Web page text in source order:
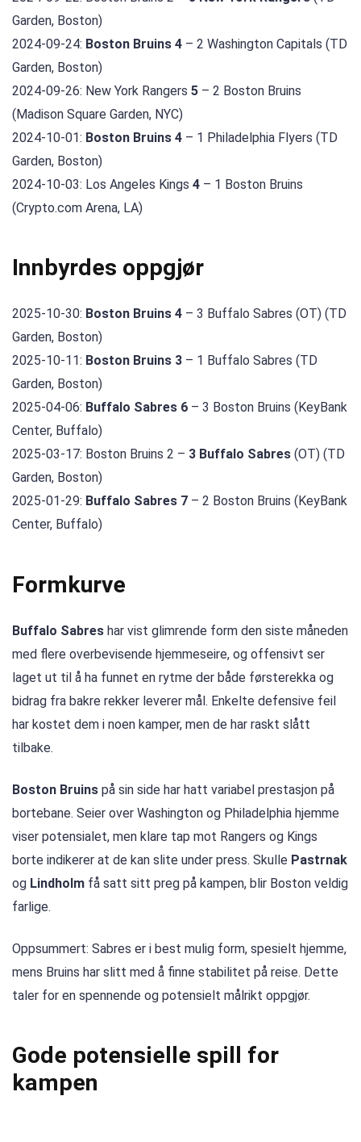
Garden, Boston)
2024-09-24: Boston Bruins 4 – 2 Washington Capitals (TD
Garden, Boston)
2024-09-26: New York Rangers 5 – 2 Boston Bruins
(Madison Square Garden, NYC)
2024-10-01: Boston Bruins 4 – 1 Philadelphia Flyers (TD
Garden, Boston)
2024-10-03: Los Angeles Kings 4 – 1 Boston Bruins
(Crypto.com Arena, LA)
Innbyrdes oppgjør
2025-10-30: Boston Bruins 4 – 3 Buffalo Sabres (OT) (TD
Garden, Boston)
2025-10-11: Boston Bruins 3 – 1 Buffalo Sabres (TD
Garden, Boston)
2025-04-06: Buffalo Sabres 6 – 3 Boston Bruins (KeyBank
Center, Buffalo)
2025-03-17: Boston Bruins 2 – 3 Buffalo Sabres (OT) (TD
Garden, Boston)
2025-01-29: Buffalo Sabres 7 – 2 Boston Bruins (KeyBank
Center, Buffalo)
Formkurve
Buffalo Sabres har vist glimrende form den siste måneden
med flere overbevisende hjemmeseire, og offensivt ser
laget ut til å ha funnet en rytme der både førsterekka og
bidrag fra bakre rekker leverer mål. Enkelte defensive feil
har kostet dem i noen kamper, men de har raskt slått
tilbake.
Boston Bruins på sin side har hatt variabel prestasjon på
bortebane. Seier over Washington og Philadelphia hjemme
viser potensialet, men klare tap mot Rangers og Kings
borte indikerer at de kan slite under press. Skulle Pastrnak
og Lindholm få satt sitt preg på kampen, blir Boston veldig
farlige.
Oppsummert: Sabres er i best mulig form, spesielt hjemme,
mens Bruins har slitt med å finne stabilitet på reise. Dette
taler for en spennende og potensielt målrikt oppgjør.
Gode potensielle spill for
kampen